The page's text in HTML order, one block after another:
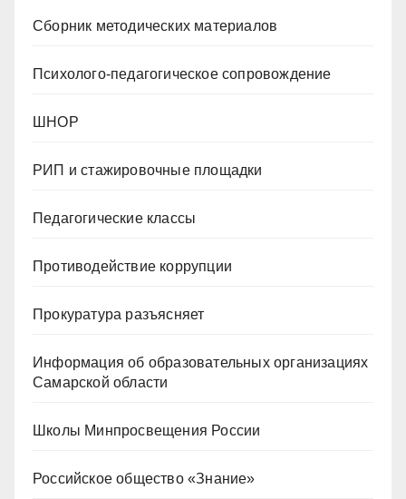
Сборник методических материалов
Психолого-педагогическое сопровождение
ШНОР
РИП и стажировочные площадки
Педагогические классы
Противодействие коррупции
Прокуратура разъясняет
Информация об образовательных организациях
Самарской области
Школы Минпросвещения России
Российское общество «Знание»